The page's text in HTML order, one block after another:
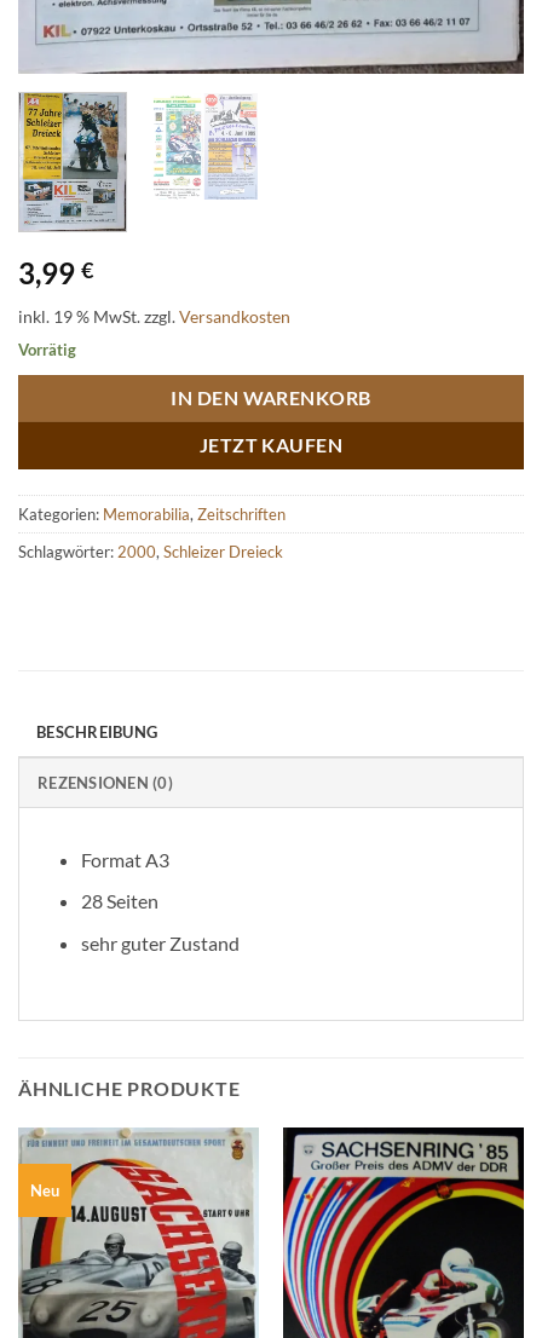
3,99 €
inkl. 19 % MwSt.zzgl.Versandkosten
Vorrätig
IN DEN WARENKORB
JETZT KAUFEN
Kategorien: Memorabilia, Zeitschriften
Schlagwörter: 2000, Schleizer Dreieck
BESCHREIBUNG
REZENSIONEN (0)
Format A3
28 Seiten
sehr guter Zustand
ÄHNLICHE PRODUKTE
Neu